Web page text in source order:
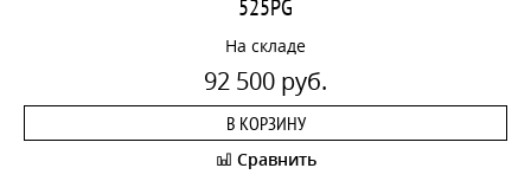
525PG
На складе
92 500 руб.
В КОРЗИНУ
Сравнить